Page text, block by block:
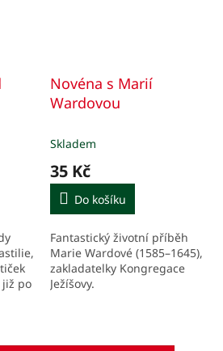
po
Novéna s Marií
Wardovou
Skladem
35 Kč
Do košíku
Fantastický životní příběh
Marie Wardové (1585–1645),
zakladatelky Kongregace
Ježíšovy.